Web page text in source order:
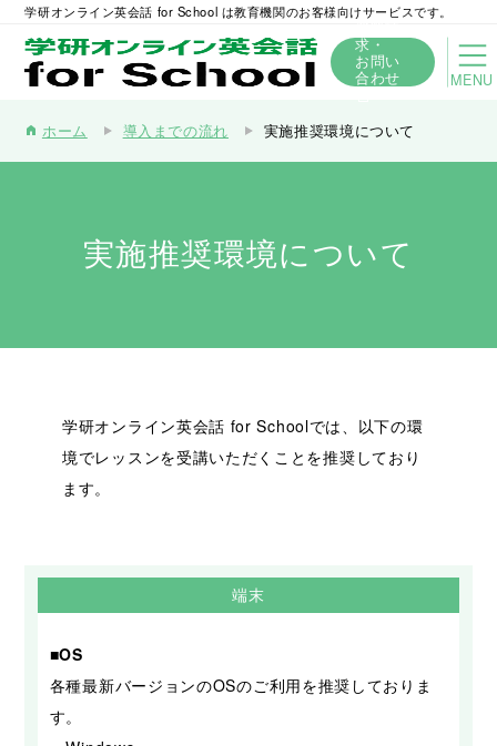
学研オンライン英会話 for School は教育機関のお客様向けサービスです。
求・
お問い
合わせ
MENU
home ホーム 導入までの流れ 実施推奨環境について
実施推奨環境について
学研オンライン英会話 for Schoolでは、以下の環
境でレッスンを受講いただくことを推奨しており
ます。
端末
■OS
各種最新バージョンのOSのご利用を推奨しておりま
す。